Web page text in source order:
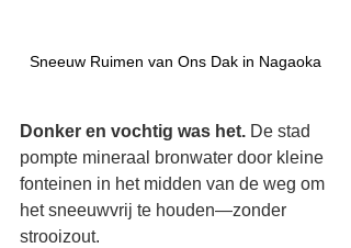
Sneeuw Ruimen van Ons Dak in Nagaoka
Donker en vochtig was het. De stad
pompte mineraal bronwater door kleine
fonteinen in het midden van de weg om
het sneeuwvrij te houden—zonder
strooizout.